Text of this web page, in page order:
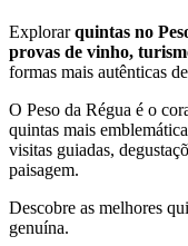
Explorarquintas no
provas de vinho,
formas mais autênticas
O Peso da Régua é o
quintas mais
visitas guiadas,
paisagem.
Descobre as melhores
genuína.